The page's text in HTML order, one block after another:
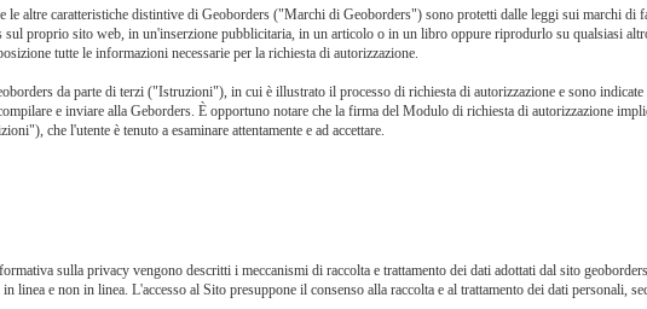
altre caratteristiche distintive di Geoborders ("Marchi di Geoborders") sono protetti dalle leggi sui marchi di
proprio sito web, in un'inserzione pubblicitaria, in un articolo o in un libro oppure riprodurlo su qualsiasi
tutte le informazioni necessarie per la richiesta di autorizzazione.
da parte di terzi ("Istruzioni"), in cui è illustrato il processo di richiesta di autorizzazione e sono
e inviare alla Geborders. È opportuno notare che la firma del Modulo di richiesta di autorizzazione
che l'utente è tenuto a esaminare attentamente e ad accettare.
sulla privacy vengono descritti i meccanismi di raccolta e trattamento dei dati adottati dal sito
e non in linea. L'accesso al Sito presuppone il consenso alla raccolta e al trattamento dei dati personali,